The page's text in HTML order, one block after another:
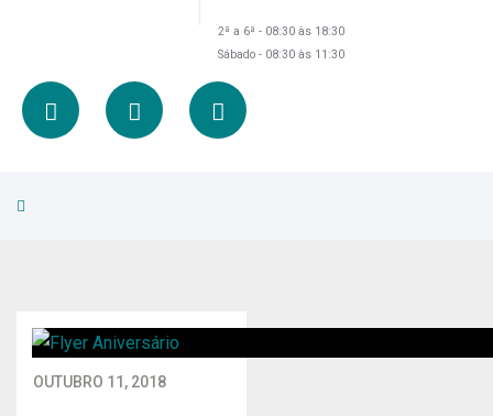
2ª a 6ª - 08:30 às 18:30
Sábado - 08:30 às 11:30
OUTUBRO 11, 2018